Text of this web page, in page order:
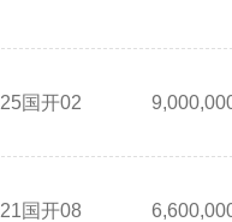
25国开02
21国开08